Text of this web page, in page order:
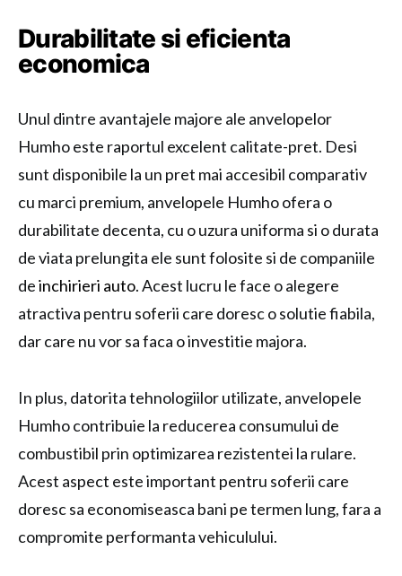
Durabilitate si eficienta
economica
Unul dintre avantajele majore ale anvelopelor
Humho este raportul excelent calitate-pret. Desi
sunt disponibile la un pret mai accesibil comparativ
cu marci premium, anvelopele Humho ofera o
durabilitate decenta, cu o uzura uniforma si o durata
de viata prelungita ele sunt folosite si de companiile
deinchirieri auto. Acest lucru le face o alegere
atractiva pentru soferii care doresc o solutie fiabila,
dar care nu vor sa faca o investitie majora.
In plus, datorita tehnologiilor utilizate, anvelopele
Humho contribuie la reducerea consumului de
combustibil prin optimizarea rezistentei la rulare.
Acest aspect este important pentru soferii care
doresc sa economiseasca bani pe termen lung, fara a
compromite performanta vehiculului.